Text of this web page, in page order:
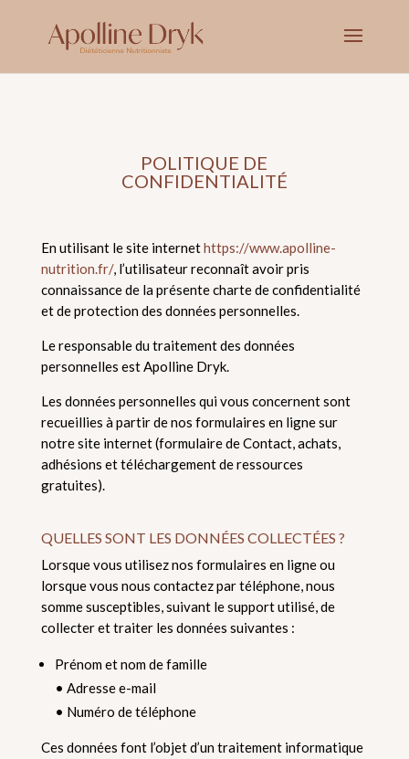
POLITIQUE DE
CONFIDENTIALITÉ
En utilisant le site internethttps://www.apolline-
nutrition.fr/, l’utilisateur reconnaît avoir pris
connaissance de la présente charte de confidentialité
et de protection des données personnelles.
Le responsable du traitement des données
personnelles est Apolline Dryk.
Les données personnelles qui vous concernent sont
recueillies à partir de nos formulaires en ligne sur
notre site internet (formulaire de Contact, achats,
adhésions et téléchargement de ressources
gratuites).
QUELLES SONT LES DONNÉES COLLECTÉES ?
Lorsque vous utilisez nos formulaires en ligne ou
lorsque vous nous contactez par téléphone, nous
somme susceptibles, suivant le support utilisé, de
collecter et traiter les données suivantes :
Prénom et nom de famille
• Adresse e-mail
• Numéro de téléphone
Ces données font l’objet d’un traitement informatique